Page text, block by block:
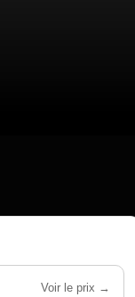
Voir le prix →